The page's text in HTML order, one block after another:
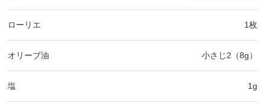
ローリエ 1枚
オリーブ油 小さじ2（8g）
塩 1g